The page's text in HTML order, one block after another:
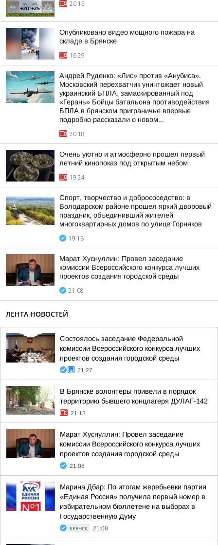
20:15
Опубликовано видео мощного пожара на
складе в Брянске
16:29
Андрей Руденко: «Лис» против «Анубиса».
Московский перехватчик уничтожает новый
украинский БПЛА, замаскированный под
«Герань» Бойцы батальона противодействия
БПЛА в брянском приграничье впервые
подробно рассказали о новом...
20:18
Очень уютно и атмосферно прошел первый
летний кинопоказ под открытым небом
19:24
Спорт, творчество и добрососедство: в
Володарском районе прошел яркий дворовый
праздник, объединивший жителей
многоквартирных домов по улице Горняков
19:13
Марат Хуснуллин: Провел заседание
комиссии Всероссийского конкурса лучших
проектов создания городской среды
21:08
ЛЕНТА НОВОСТЕЙ
Состоялось заседание Федеральной
комиссии Всероссийского конкурса лучших
проектов создания городской среды
21:27
В Брянске волонтеры привели в порядок
территорию бывшего концлагеря ДУЛАГ-142
21:18
Марат Хуснуллин: Провел заседание
комиссии Всероссийского конкурса лучших
проектов создания городской среды
21:08
Марина Дбар: По итогам жеребьевки партия
«Единая Россия» получила первый номер в
избирательном бюллетене на выборах в
Государственную Думу
БРЯНСК 21:08